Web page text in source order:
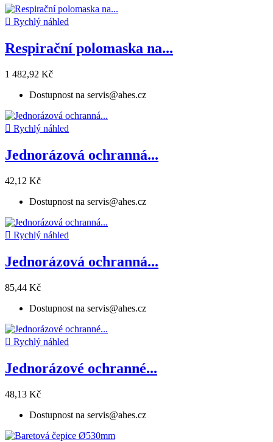
 Rychlý náhled
Respirační polomaska na...
1 482,92 Kč
Dostupnost na servis@ahes.cz
 Rychlý náhled
Jednorázová ochranná...
42,12 Kč
Dostupnost na servis@ahes.cz
 Rychlý náhled
Jednorázová ochranná...
85,44 Kč
Dostupnost na servis@ahes.cz
 Rychlý náhled
Jednorázové ochranné...
48,13 Kč
Dostupnost na servis@ahes.cz